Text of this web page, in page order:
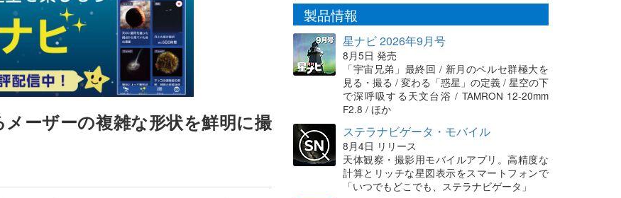
ーザーの複雑な形状を鮮明に撮
製品情報
星ナビ 2026年9月号
8月5日 発売
「宇宙兄弟」最終回 / 新月のペルセ群極大を
見る・撮る / 変わる「惑星」の定義 / 星空の下
で深呼吸する天文台浴 / TAMRON 12-20mm
F2.8 / ほか
ステラナビゲータ・モバイル
8月4日 リリース
天体観察・撮影用モバイルアプリ。高精度な
計算とリッチな星図表示をスマートフォンで
「いつでもどこでも、ステラナビゲータ」